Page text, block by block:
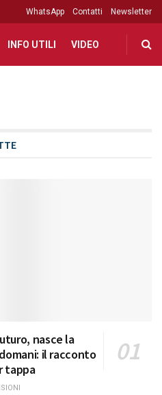
WhatsApp Contatti Newsletter
INFO UTILI VIDEO
nasce la
il racconto
tappa